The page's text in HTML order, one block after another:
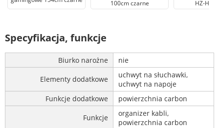
100cm czarne
HZ-
Specyfikacja, funkcje
Biurko narożne nie
Elementy dodatkowe
uchwyt na słuchawki,
uchwyt na napoje
Funkcje dodatkowe
powierzchnia carbon
Funkcje
organizer kabli,
powierzchnia carbon